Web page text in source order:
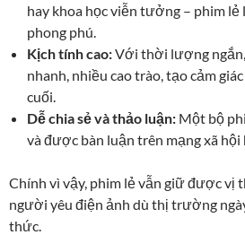
hay khoa học viễn tưởng – phim lẻ
phong phú.
Kịch tính cao:Với thời lượng
nhanh, nhiều cao trào, tạo cảm
cuối.
Dễ chia sẻ và thảo luận: Một bộ
và được bàn luận trên mạng xã hội
Chính vì vậy, phim lẻ vẫn giữ được vị
người yêu điện ảnh dù thị trường
thức.